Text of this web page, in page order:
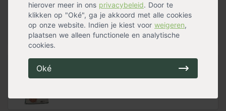
hierover meer in ons privacybeleid. Door te
klikken op "Oké", ga je akkoord met alle cookies
op onze website. Indien je kiest voor weigeren,
plaatsen we alleen functionele en analytische
cookies.
Oké
Pokon Palmen Grond
op voorraad
12,99